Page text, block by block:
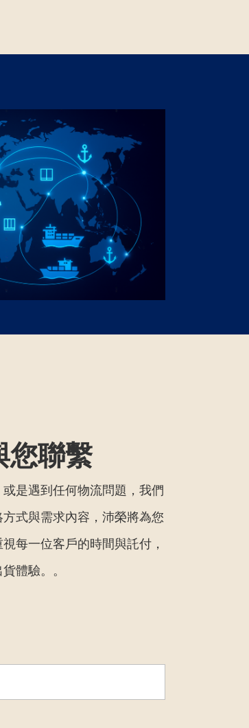
您聯繫
是遇到任何物流問題，我們
式與需求內容，沛榮將為您
每一位客戶的時間與託付，
體驗。。